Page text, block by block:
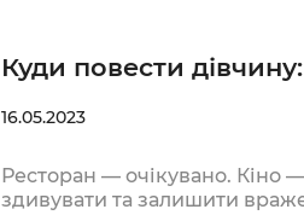
Куди повести
16.05.2023
Ресторан — очікувано. Кіно
здивувати та залишити